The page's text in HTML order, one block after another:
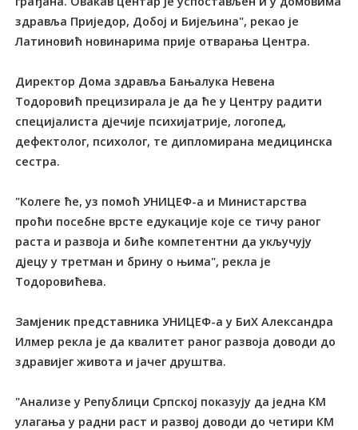
здравља Приједор, Добој и Бијељина", рекао је
Латиновић новинарима прије отварања Центра.
Директор Дома здравља Бањалука Невена
Тодоровић прецизирала је да ће у Центру радити
специјалиста дјечије психијатрије, логопед,
дефектолог, психолог, те дипломирана медицинска
сестра.
"Колеге ће, уз помоћ УНИЦЕФ-а и Министарства
проћи посебне врсте едукације које се тичу раног
раста и развоја и биће компетентни да укључују
дјецу у третман и брину о њима", рекла је
Тодоровићева.
Замјеник представника УНИЦЕФ-а у БиХ Александра
Илмер рекла је да квалитет раног развоја доводи до
здравијег живота и јачег друштва.
"Анализе у Републици Српској показују да једна КМ
улагања у радни раст и развој доводи до четири КМ